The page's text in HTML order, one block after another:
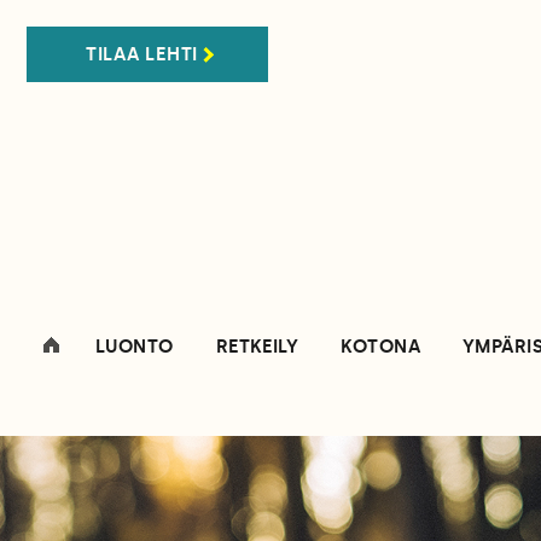
TILAA LEHTI
LUONTO RETKEILY KOTONA